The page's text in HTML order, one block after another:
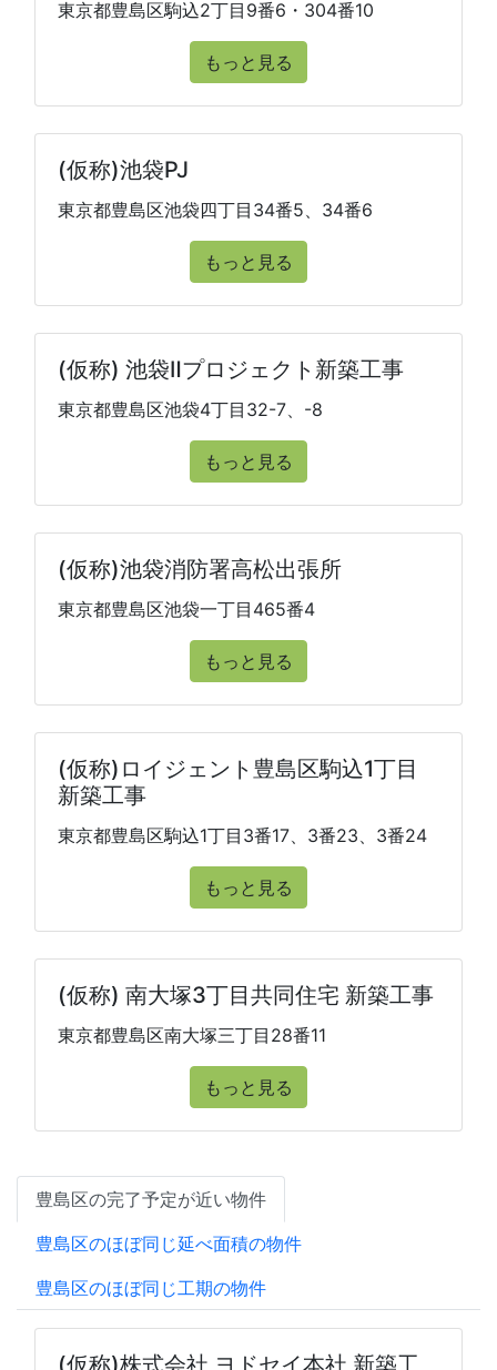
東京都豊島区駒込2丁目9番6・304番10
もっと見る
(仮称)池袋PJ
東京都豊島区池袋四丁目34番5、34番6
もっと見る
(仮称) 池袋Ⅱプロジェクト新築工事
東京都豊島区池袋4丁目32-7、-8
もっと見る
(仮称)池袋消防署高松出張所
東京都豊島区池袋一丁目465番4
もっと見る
(仮称)ロイジェント豊島区駒込1丁目
新築工事
東京都豊島区駒込1丁目3番17、3番23、3番24
もっと見る
(仮称) 南大塚3丁目共同住宅 新築工事
東京都豊島区南大塚三丁目28番11
もっと見る
豊島区の完了予定が近い物件
豊島区のほぼ同じ延べ面積の物件
豊島区のほぼ同じ工期の物件